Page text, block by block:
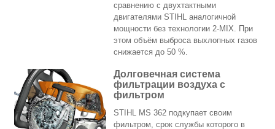
сравнению с двухтактными
двигателями STIHL аналогичной
мощности без технологии 2-MIX. При
этом объём выброса выхлопных газов
снижается до 50 %.
Долговечная система
фильтрации воздуха с
фильтром
STIHL MS 362 подкупает своим
фильтром, срок службы которого в